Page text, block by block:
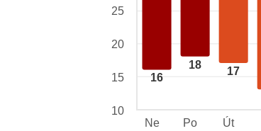
16
18
17
25
20
15
10
Ne
Po Út